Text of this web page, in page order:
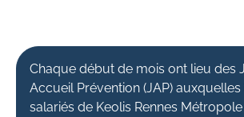
Chaque début de mois ont lieu des
Accueil Prévention (JAP)
salariés de Keolis Rennes